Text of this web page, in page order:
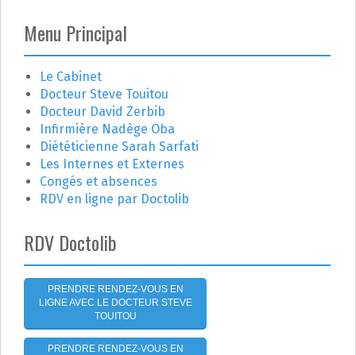
g
a
t
i
o
n
d
e
l
a
h
e
r
c
h
e
r
:
Menu Principal
Le Cabinet
Docteur Steve Touitou
Docteur David Zerbib
Infirmière Nadège Oba
Diététicienne Sarah Sarfati
Les Internes et Externes
Congés et absences
RDV en ligne par Doctolib
RDV Doctolib
PRENDRE RENDEZ-VOUS EN
LIGNE AVEC LE DOCTEUR STEVE
TOUITOU
PRENDRE RENDEZ-VOUS EN